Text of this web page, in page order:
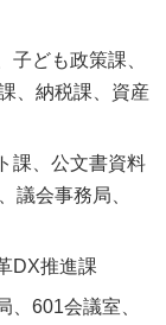
ども政策課、
、納税課、資産
課、公文書資料
議会事務局、
DX推進課
601会議室、